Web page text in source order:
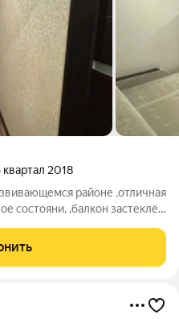
квартал 2018
районе ,отличная
состояни, ,балкон застеклён